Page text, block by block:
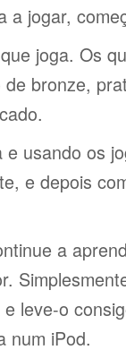
a jogar,
joga. Os
bronze,
usando os
e depois
a
leve-o
num iPod.